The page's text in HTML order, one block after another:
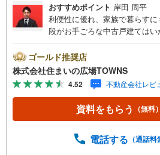
おすすめポイント 岸田 周平
利便性に優れ、家族で暮らす
段がお手ごろな中古戸建ては
面積は110.54平米です。日常生
だからこそ、使い勝手のいいシ
ませんか。浴室が1坪以上ある
ラックスしていただけます。訪
Vインターホン設置済み。【
件は特にお問い合わせが集中
ご見学がスムーズです。■その
ゴールド推奨店
株式会社住まいの広場TOWNS
4.52 不動産会社レビ
資料をもらう （無料）
電話する （通話料